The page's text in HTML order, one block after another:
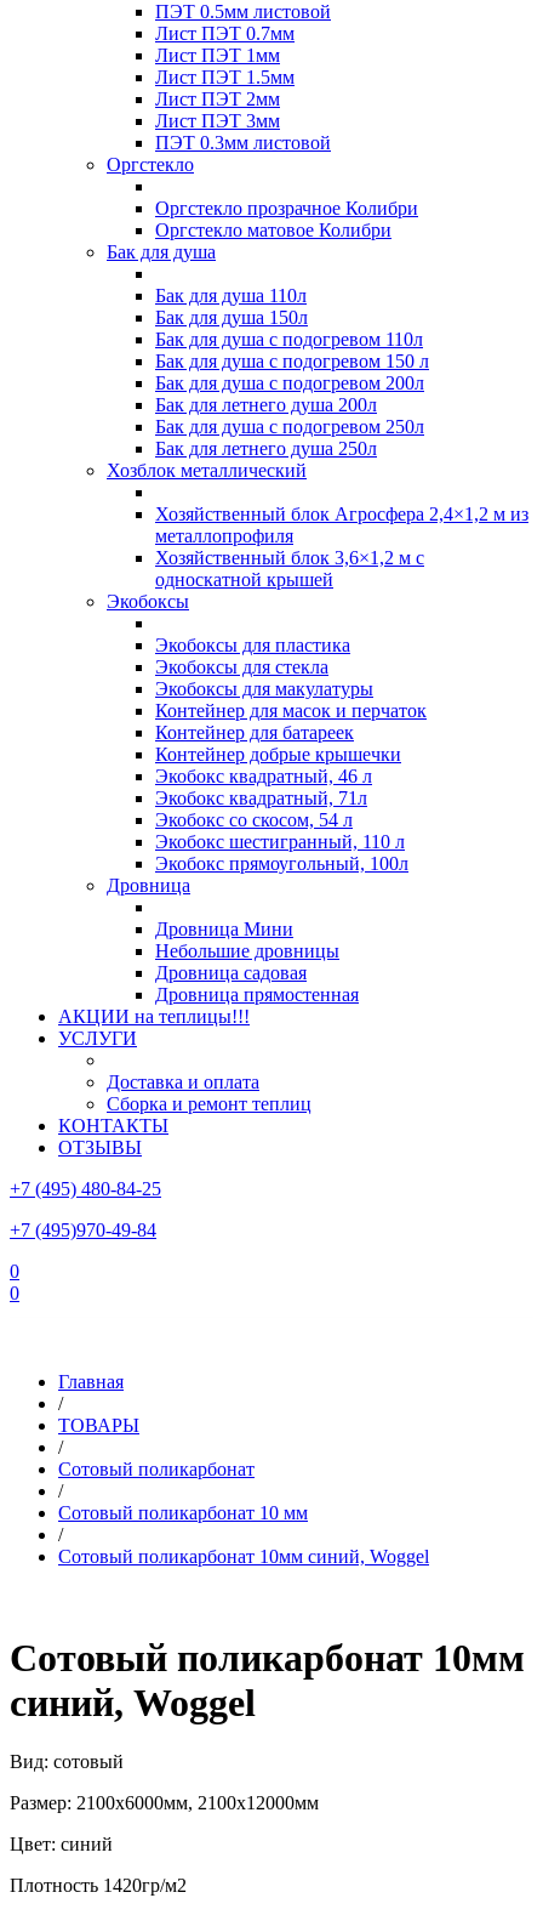
ПЭТ 0.5мм листовой
Лист ПЭТ 0.7мм
Лист ПЭТ 1мм
Лист ПЭТ 1.5мм
Лист ПЭТ 2мм
Лист ПЭТ 3мм
ПЭТ 0.3мм листовой
Оргстекло
Оргстекло прозрачное Колибри
Оргстекло матовое Колибри
Бак для душа
Бак для душа 110л
Бак для душа 150л
Бак для душа с подогревом 110л
Бак для душа с подогревом 150 л
Бак для душа с подогревом 200л
Бак для летнего душа 200л
Бак для душа с подогревом 250л
Бак для летнего душа 250л
Хозблок металлический
Хозяйственный блок Агросфера 2,4×1,2 м из
металлопрофиля
Хозяйственный блок 3,6×1,2 м с
односкатной крышей
Экобоксы
Экобоксы для пластика
Экобоксы для стекла
Экобоксы для макулатуры
Контейнер для масок и перчаток
Контейнер для батареек
Контейнер добрые крышечки
Экобокс квадратный, 46 л
Экобокс квадратный, 71л
Экобокс со скосом, 54 л
Экобокс шестигранный, 110 л
Экобокс прямоугольный, 100л
Дровница
Дровница Мини
Небольшие дровницы
Дровница садовая
Дровница прямостенная
АКЦИИ на теплицы!!!
УСЛУГИ
Доставка и оплата
Сборка и ремонт теплиц
КОНТАКТЫ
ОТЗЫВЫ
+7 (495) 480-84-25
+7 (495)970-49-84
0
0
Главная
/
ТОВАРЫ
/
Сотовый поликарбонат
/
Сотовый поликарбонат 10 мм
/
Сотовый поликарбонат 10мм синий, Woggel
Сотовый поликарбонат 10мм
синий, Woggel
Вид: сотовый
Размер: 2100х6000мм, 2100х12000мм
Цвет: синий
Плотность 1420гр/м2